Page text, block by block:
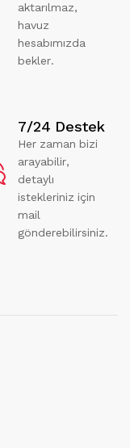
aktarılmaz,
havuz
hesabımızda
bekler.
7/24 Destek
Her zaman bizi
arayabilir,
detaylı
istekleriniz için
mail
gönderebilirsiniz.